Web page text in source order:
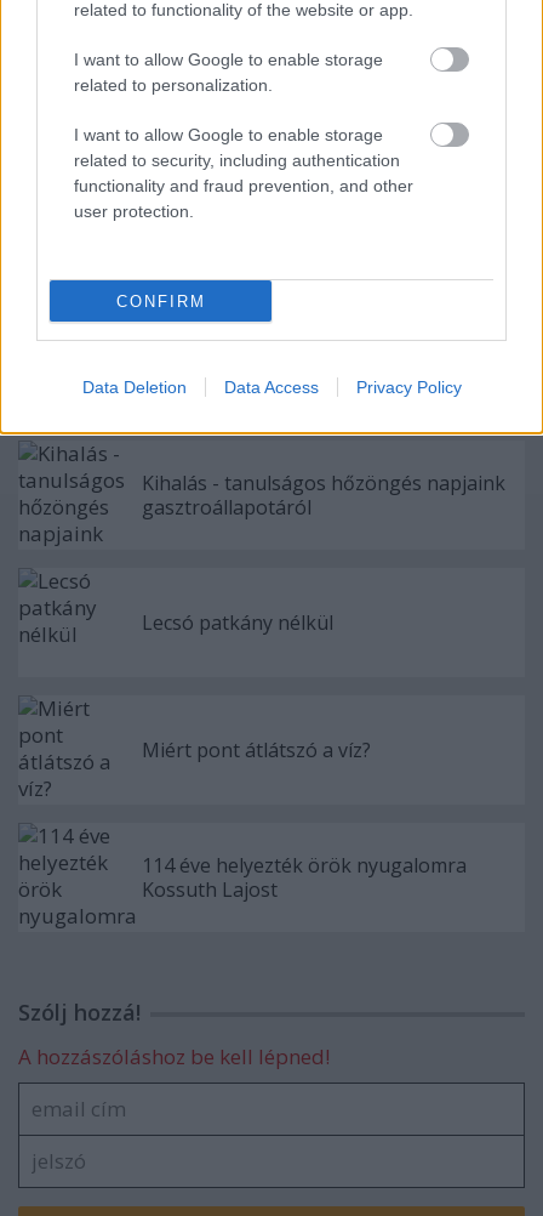
related to functionality of the website or app.
I want to allow Google to enable storage
related to personalization.
I want to allow Google to enable storage
related to security, including authentication
functionality and fraud prevention, and other
user protection.
CONFIRM
Data Deletion Data Access Privacy Policy
Gyerek
Címkék:vélemény
Ajánlott bejegyzések:
Kihalás - tanulságos hőzöngés napjaink
gasztroállapotáról
Lecsó patkány nélkül
Miért pont átlátszó a víz?
114 éve helyezték örök nyugalomra
Kossuth Lajost
Szólj hozzá!
A hozzászóláshoz be kell lépned!